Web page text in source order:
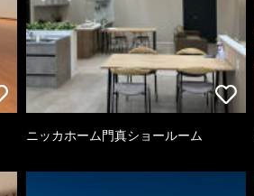
ニッカホーム門真ショールーム